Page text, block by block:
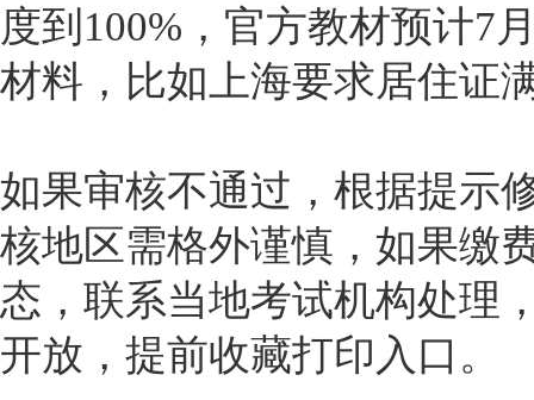
度到100%，官方教材预计7
材料，比如上海要求居住证
如果审核不通过，根据提示
核地区需格外谨慎，如果缴
态，联系当地考试机构处理
开放，提前收藏打印入口。